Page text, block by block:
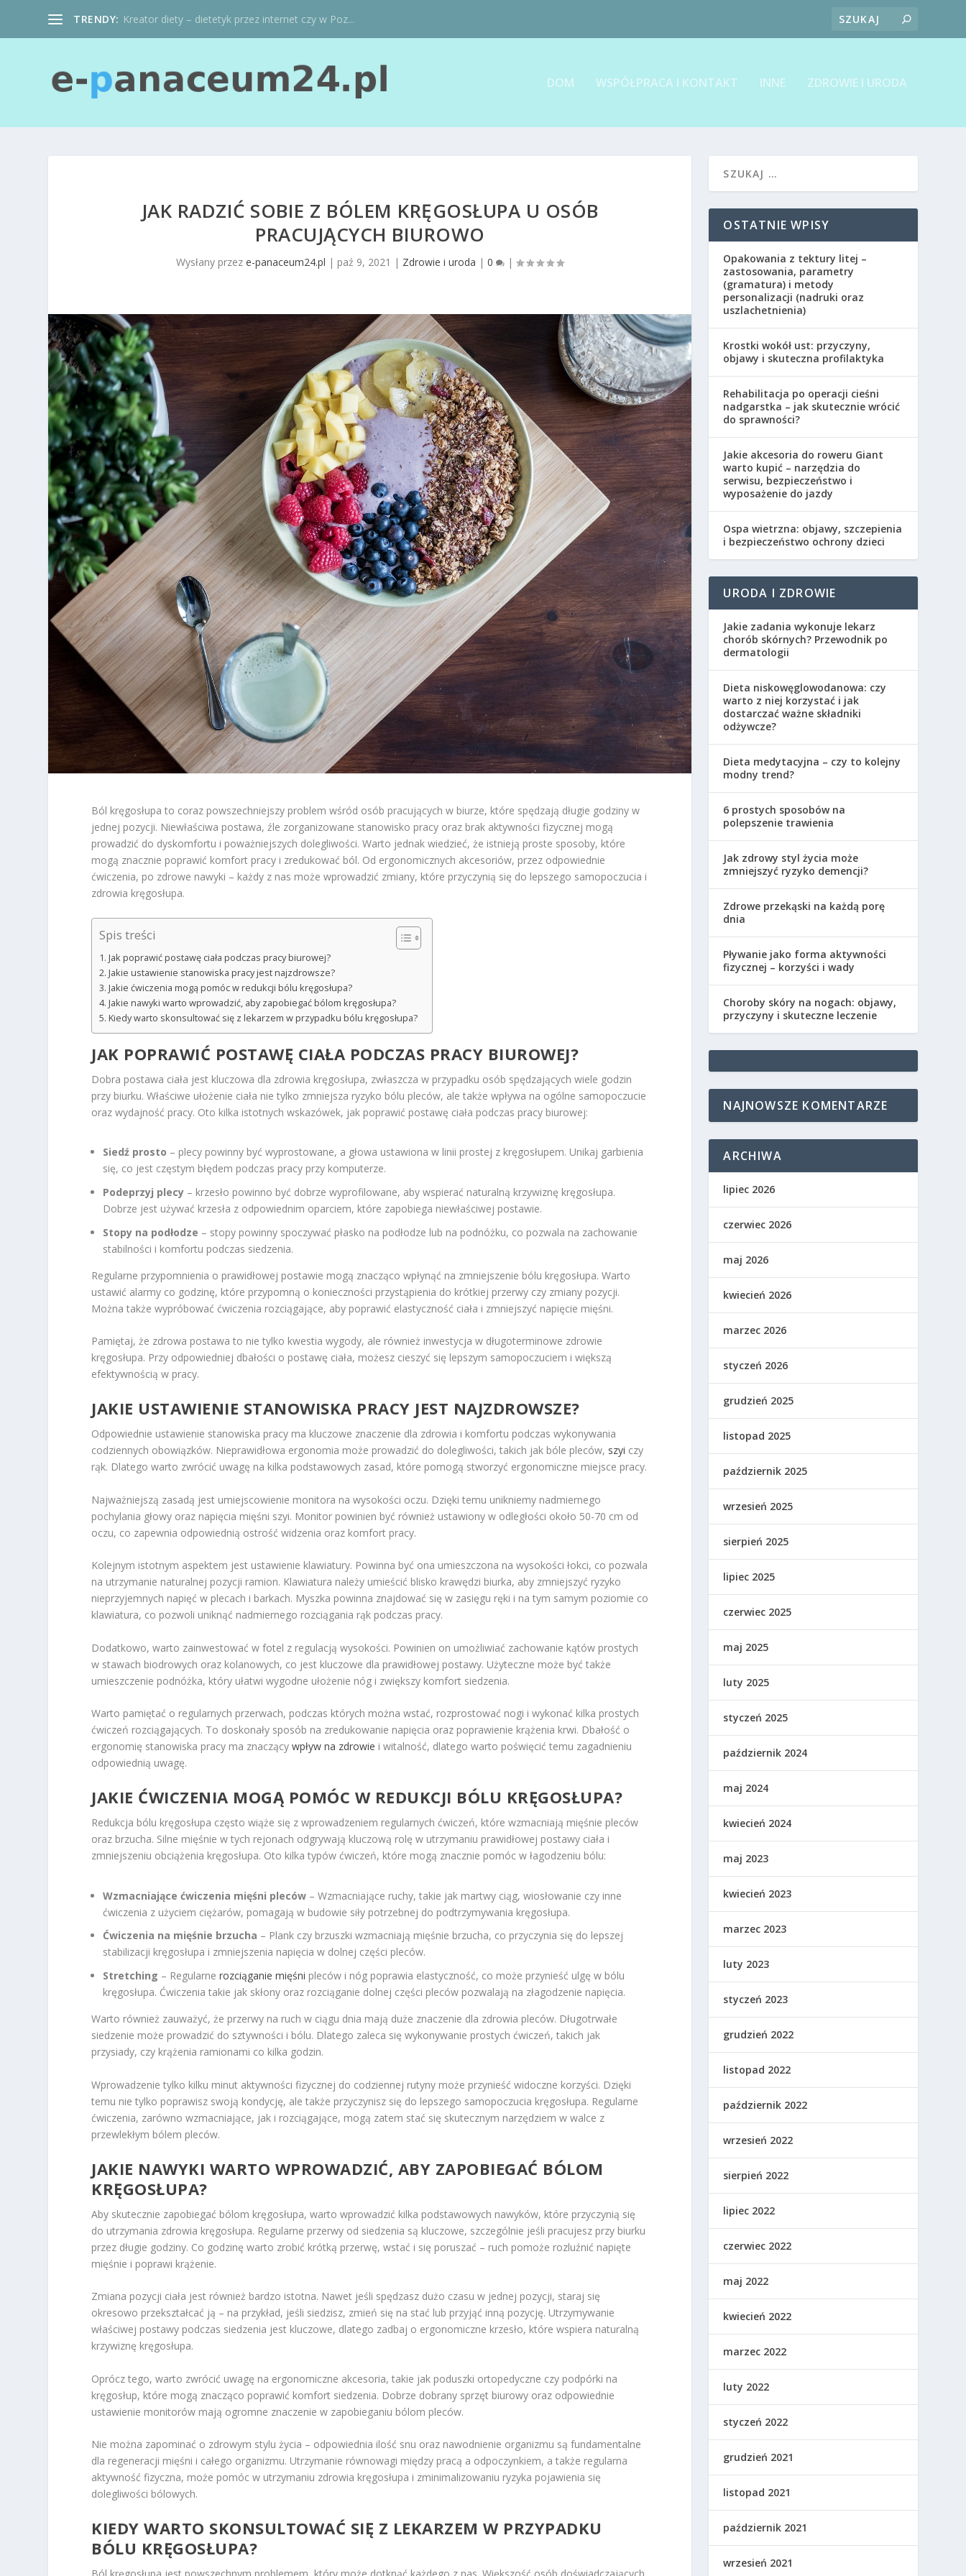
TRENDY: Kreator diety – dietetyk przez internet czy w Poz...
DOM WSPÓŁPRACA I KONTAKT INNE ZDROWIE I URODA
JAK RADZIĆ SOBIE Z BÓLEM KRĘGOSŁUPA U OSÓB
PRACUJĄCYCH BIUROWO
Wysłany przeze-panaceum24.pl | paź 9, 2021 | Zdrowie i uroda |0 |
Ból kręgosłupa to coraz powszechniejszy problem wśród osób pracujących w biurze, które spędzają długie godziny w
jednej pozycji. Niewłaściwa postawa, źle zorganizowane stanowisko pracy oraz brak aktywności fizycznej mogą
prowadzić do dyskomfortu i poważniejszych dolegliwości. Warto jednak wiedzieć, że istnieją proste sposoby, które
mogą znacznie poprawić komfort pracy i zredukować ból. Od ergonomicznych akcesoriów, przez odpowiednie
ćwiczenia, po zdrowe nawyki – każdy z nas może wprowadzić zmiany, które przyczynią się do lepszego samopoczucia i
zdrowia kręgosłupa.
Spis treści
Jak poprawić postawę ciała podczas pracy biurowej?
Jakie ustawienie stanowiska pracy jest najzdrowsze?
Jakie ćwiczenia mogą pomóc w redukcji bólu kręgosłupa?
Jakie nawyki warto wprowadzić, aby zapobiegać bólom kręgosłupa?
Kiedy warto skonsultować się z lekarzem w przypadku bólu kręgosłupa?
JAK POPRAWIĆ POSTAWĘ CIAŁA PODCZAS PRACY BIUROWEJ?
Dobra postawa ciała jest kluczowa dla zdrowia kręgosłupa, zwłaszcza w przypadku osób spędzających wiele godzin
przy biurku. Właściwe ułożenie ciała nie tylko zmniejsza ryzyko bólu pleców, ale także wpływa na ogólne samopoczucie
oraz wydajność pracy. Oto kilka istotnych wskazówek, jak poprawić postawę ciała podczas pracy biurowej:
Siedź prosto – plecy powinny być wyprostowane, a głowa ustawiona w linii prostej z kręgosłupem. Unikaj garbienia
się, co jest częstym błędem podczas pracy przy komputerze.
Podeprzyj plecy – krzesło powinno być dobrze wyprofilowane, aby wspierać naturalną krzywiznę kręgosłupa.
Dobrze jest używać krzesła z odpowiednim oparciem, które zapobiega niewłaściwej postawie.
Stopy na podłodze – stopy powinny spoczywać płasko na podłodze lub na podnóżku, co pozwala na zachowanie
stabilności i komfortu podczas siedzenia.
Regularne przypomnienia o prawidłowej postawie mogą znacząco wpłynąć na zmniejszenie bólu kręgosłupa. Warto
ustawić alarmy co godzinę, które przypomną o konieczności przystąpienia do krótkiej przerwy czy zmiany pozycji.
Można także wypróbować ćwiczenia rozciągające, aby poprawić elastyczność ciała i zmniejszyć napięcie mięśni.
Pamiętaj, że zdrowa postawa to nie tylko kwestia wygody, ale również inwestycja w długoterminowe zdrowie
kręgosłupa. Przy odpowiedniej dbałości o postawę ciała, możesz cieszyć się lepszym samopoczuciem i większą
efektywnością w pracy.
JAKIE USTAWIENIE STANOWISKA PRACY JEST NAJZDROWSZE?
Odpowiednie ustawienie stanowiska pracy ma kluczowe znaczenie dla zdrowia i komfortu podczas wykonywania
codziennych obowiązków. Nieprawidłowa ergonomia może prowadzić do dolegliwości, takich jak bóle pleców, szyi czy
rąk. Dlatego warto zwrócić uwagę na kilka podstawowych zasad, które pomogą stworzyć ergonomiczne miejsce pracy.
Najważniejszą zasadą jest umiejscowienie monitora na wysokości oczu. Dzięki temu unikniemy nadmiernego
pochylania głowy oraz napięcia mięśni szyi. Monitor powinien być również ustawiony w odległości około 50-70 cm od
oczu, co zapewnia odpowiednią ostrość widzenia oraz komfort pracy.
Kolejnym istotnym aspektem jest ustawienie klawiatury. Powinna być ona umieszczona na wysokości łokci, co pozwala
na utrzymanie naturalnej pozycji ramion. Klawiatura należy umieścić blisko krawędzi biurka, aby zmniejszyć ryzyko
nieprzyjemnych napięć w plecach i barkach. Myszka powinna znajdować się w zasięgu ręki i na tym samym poziomie co
klawiatura, co pozwoli uniknąć nadmiernego rozciągania rąk podczas pracy.
Dodatkowo, warto zainwestować w fotel z regulacją wysokości. Powinien on umożliwiać zachowanie kątów prostych
w stawach biodrowych oraz kolanowych, co jest kluczowe dla prawidłowej postawy. Użyteczne może być także
umieszczenie podnóżka, który ułatwi wygodne ułożenie nóg i zwiększy komfort siedzenia.
Warto pamiętać o regularnych przerwach, podczas których można wstać, rozprostować nogi i wykonać kilka prostych
ćwiczeń rozciągających. To doskonały sposób na zredukowanie napięcia oraz poprawienie krążenia krwi. Dbałość o
ergonomię stanowiska pracy ma znaczącywpływ na zdrowie i witalność, dlatego warto poświęcić temu zagadnieniu
odpowiednią uwagę.
JAKIE ĆWICZENIA MOGĄ POMÓC W REDUKCJI BÓLU KRĘGOSŁUPA?
Redukcja bólu kręgosłupa często wiąże się z wprowadzeniem regularnych ćwiczeń, które wzmacniają mięśnie pleców
oraz brzucha. Silne mięśnie w tych rejonach odgrywają kluczową rolę w utrzymaniu prawidłowej postawy ciała i
zmniejszeniu obciążenia kręgosłupa. Oto kilka typów ćwiczeń, które mogą znacznie pomóc w łagodzeniu bólu:
Wzmacniające ćwiczenia mięśni pleców – Wzmacniające ruchy, takie jak martwy ciąg, wiosłowanie czy inne
ćwiczenia z użyciem ciężarów, pomagają w budowie siły potrzebnej do podtrzymywania kręgosłupa.
Ćwiczenia na mięśnie brzucha – Plank czy brzuszki wzmacniają mięśnie brzucha, co przyczynia się do lepszej
stabilizacji kręgosłupa i zmniejszenia napięcia w dolnej części pleców.
Stretching – Regularnerozciąganie mięśni pleców i nóg poprawia elastyczność, co może przynieść ulgę w bólu
kręgosłupa. Ćwiczenia takie jak skłony oraz rozciąganie dolnej części pleców pozwalają na złagodzenie napięcia.
Warto również zauważyć, że przerwy na ruch w ciągu dnia mają duże znaczenie dla zdrowia pleców. Długotrwałe
siedzenie może prowadzić do sztywności i bólu. Dlatego zaleca się wykonywanie prostych ćwiczeń, takich jak
przysiady, czy krążenia ramionami co kilka godzin.
Wprowadzenie tylko kilku minut aktywności fizycznej do codziennej rutyny może przynieść widoczne korzyści. Dzięki
temu nie tylko poprawisz swoją kondycję, ale także przyczynisz się do lepszego samopoczucia kręgosłupa. Regularne
ćwiczenia, zarówno wzmacniające, jak i rozciągające, mogą zatem stać się skutecznym narzędziem w walce z
przewlekłym bólem pleców.
JAKIE NAWYKI WARTO WPROWADZIĆ, ABY ZAPOBIEGAĆ BÓLOM
KRĘGOSŁUPA?
Aby skutecznie zapobiegać bólom kręgosłupa, warto wprowadzić kilka podstawowych nawyków, które przyczynią się
do utrzymania zdrowia kręgosłupa. Regularne przerwy od siedzenia są kluczowe, szczególnie jeśli pracujesz przy biurku
przez długie godziny. Co godzinę warto zrobić krótką przerwę, wstać i się poruszać – ruch pomoże rozluźnić napięte
mięśnie i poprawi krążenie.
Zmiana pozycji ciała jest również bardzo istotna. Nawet jeśli spędzasz dużo czasu w jednej pozycji, staraj się
okresowo przekształcać ją – na przykład, jeśli siedzisz, zmień się na stać lub przyjąć inną pozycję. Utrzymywanie
właściwej postawy podczas siedzenia jest kluczowe, dlatego zadbaj o ergonomiczne krzesło, które wspiera naturalną
krzywiznę kręgosłupa.
Oprócz tego, warto zwrócić uwagę na ergonomiczne akcesoria, takie jak poduszki ortopedyczne czy podpórki na
kręgosłup, które mogą znacząco poprawić komfort siedzenia. Dobrze dobrany sprzęt biurowy oraz odpowiednie
ustawienie monitorów mają ogromne znaczenie w zapobieganiu bólom pleców.
Nie można zapominać o zdrowym stylu życia – odpowiednia ilość snu oraz nawodnienie organizmu są fundamentalne
dla regeneracji mięśni i całego organizmu. Utrzymanie równowagi między pracą a odpoczynkiem, a także regularna
aktywność fizyczna, może pomóc w utrzymaniu zdrowia kręgosłupa i zminimalizowaniu ryzyka pojawienia się
dolegliwości bólowych.
KIEDY WARTO SKONSULTOWAĆ SIĘ Z LEKARZEM W PRZYPADKU
BÓLU KRĘGOSŁUPA?
OSTATNIE WPISY
Opakowania z tektury litej –
zastosowania, parametry
(gramatura) i metody
personalizacji (nadruki oraz
uszlachetnienia)
Krostki wokół ust: przyczyny,
objawy i skuteczna profilaktyka
Rehabilitacja po operacji cieśni
nadgarstka – jak skutecznie wrócić
do sprawności?
Jakie akcesoria do roweru Giant
warto kupić – narzędzia do
serwisu, bezpieczeństwo i
wyposażenie do jazdy
Ospa wietrzna: objawy, szczepienia
i bezpieczeństwo ochrony dzieci
URODA I ZDROWIE
Jakie zadania wykonuje lekarz
chorób skórnych? Przewodnik po
dermatologii
Dieta niskowęglowodanowa: czy
warto z niej korzystać i jak
dostarczać ważne składniki
odżywcze?
Dieta medytacyjna – czy to kolejny
modny trend?
6 prostych sposobów na
polepszenie trawienia
Jak zdrowy styl życia może
zmniejszyć ryzyko demencji?
Zdrowe przekąski na każdą porę
dnia
Pływanie jako forma aktywności
fizycznej – korzyści i wady
Choroby skóry na nogach: objawy,
przyczyny i skuteczne leczenie
NAJNOWSZE KOMENTARZE
ARCHIWA
lipiec 2026
czerwiec 2026
maj 2026
kwiecień 2026
marzec 2026
styczeń 2026
grudzień 2025
listopad 2025
październik 2025
wrzesień 2025
sierpień 2025
lipiec 2025
czerwiec 2025
maj 2025
luty 2025
styczeń 2025
październik 2024
maj 2024
kwiecień 2024
maj 2023
kwiecień 2023
marzec 2023
luty 2023
styczeń 2023
grudzień 2022
listopad 2022
październik 2022
wrzesień 2022
sierpień 2022
lipiec 2022
czerwiec 2022
maj 2022
kwiecień 2022
marzec 2022
luty 2022
styczeń 2022
grudzień 2021
listopad 2021
październik 2021
wrzesień 2021